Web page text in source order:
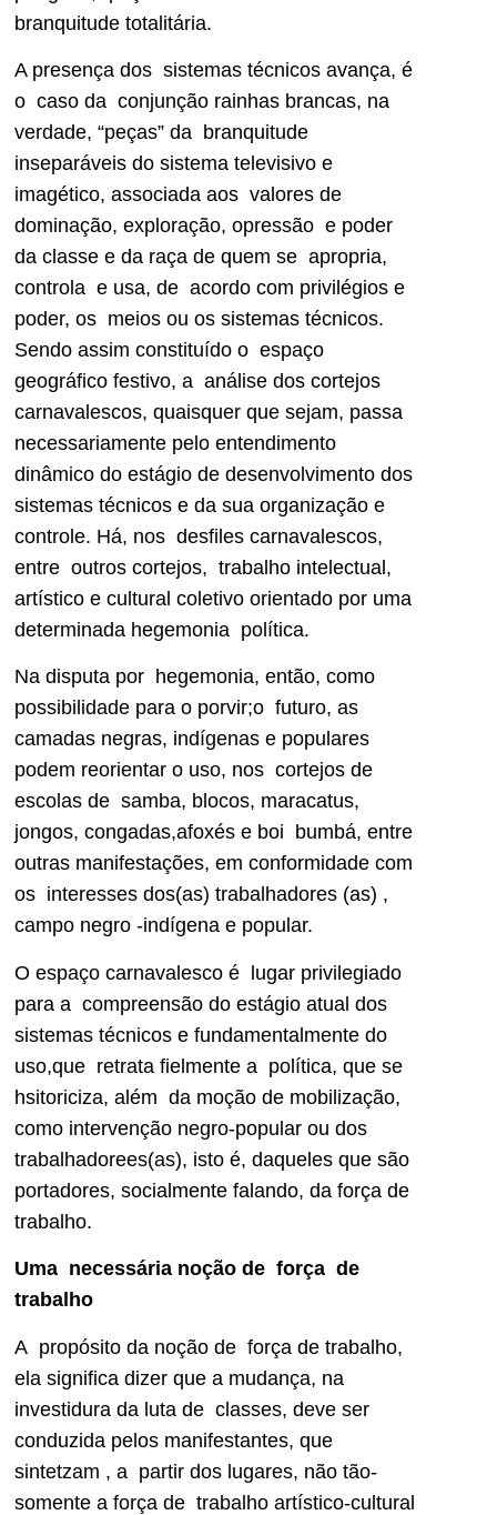
branquitude totalitária.
A presença dos sistemas técnicos avança, é
o caso da conjunção rainhas brancas, na
verdade, “peças” da branquitude
inseparáveis do sistema televisivo e
imagético, associada aos valores de
dominação, exploração, opressão e poder
da classe e da raça de quem se apropria,
controla e usa, de acordo com privilégios e
poder, os meios ou os sistemas técnicos.
Sendo assim constituído o espaço
geográfico festivo, a análise dos cortejos
carnavalescos, quaisquer que sejam, passa
necessariamente pelo entendimento
dinâmico do estágio de desenvolvimento dos
sistemas técnicos e da sua organização e
controle. Há, nos desfiles carnavalescos,
entre outros cortejos, trabalho intelectual,
artístico e cultural coletivo orientado por uma
determinada hegemonia política.
Na disputa por hegemonia, então, como
possibilidade para o porvir;o futuro, as
camadas negras, indígenas e populares
podem reorientar o uso, nos cortejos de
escolas de samba, blocos, maracatus,
jongos, congadas,afoxés e boi bumbá, entre
outras manifestações, em conformidade com
os interesses dos(as) trabalhadores (as) ,
campo negro -indígena e popular.
O espaço carnavalesco é lugar privilegiado
para a compreensão do estágio atual dos
sistemas técnicos e fundamentalmente do
uso,que retrata fielmente a política, que se
hsitoriciza, além da moção de mobilização,
como intervenção negro-popular ou dos
trabalhadorees(as), isto é, daqueles que são
portadores, socialmente falando, da força de
trabalho.
Uma necessária noção de força de
trabalho
A propósito da noção de força de trabalho,
ela significa dizer que a mudança, na
investidura da luta de classes, deve ser
conduzida pelos manifestantes, que
sintetzam , a partir dos lugares, não tão-
somente a força de trabalho artístico-cultural